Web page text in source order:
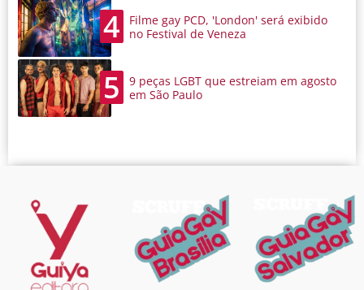
4
Filme gay PCD, 'London' será exibido
no Festival de Veneza
5
9 peças LGBT que estreiam em agosto
em São Paulo